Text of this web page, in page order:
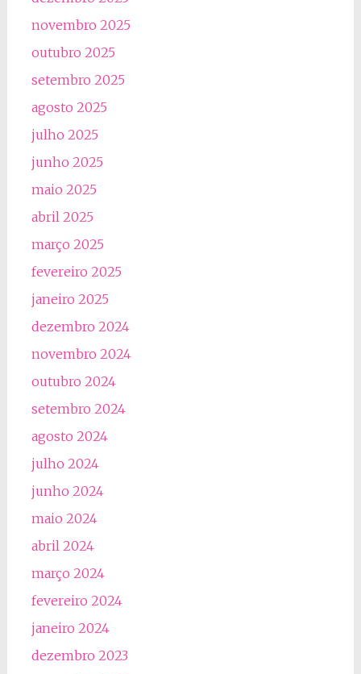
novembro 2025
outubro 2025
setembro 2025
agosto 2025
julho 2025
junho 2025
maio 2025
abril 2025
março 2025
fevereiro 2025
janeiro 2025
dezembro 2024
novembro 2024
outubro 2024
setembro 2024
agosto 2024
julho 2024
junho 2024
maio 2024
abril 2024
março 2024
fevereiro 2024
janeiro 2024
dezembro 2023